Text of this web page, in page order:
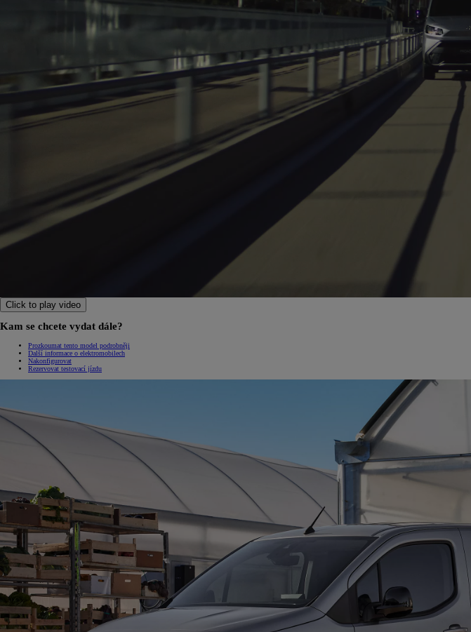
Od399 000 Kč
HYBRID
Click to play video
Kam se chcete vydat dále?
Prozkoumat tento model podrobněji
Další informace o elektromobilech
Nakonfigurovat
Rezervovat testovací jízdu